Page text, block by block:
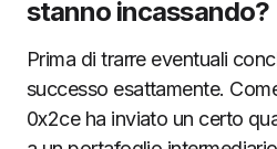
stanno incassando?
Prima di trarre eventuali
successo esattamente.
0x2ce ha inviato un certo